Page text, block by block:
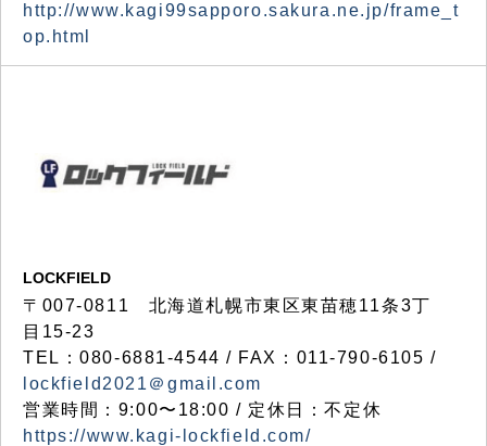
http://www.kagi99sapporo.sakura.ne.jp/frame_t
op.html
LOCKFIELD
〒007-0811 北海道札幌市東区東苗穂11条3丁
目15-23
TEL：080-6881-4544 / FAX：011-790-6105 /
lockfield2021＠gmail.com
営業時間：9:00〜18:00 / 定休日：不定休
https://www.kagi-lockfield.com/